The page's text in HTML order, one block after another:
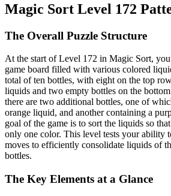
Magic Sort Level 172
The Overall Puzzle Structure
At the start of Level 172 in Magic Sort, you
game board filled with various colored
total of ten bottles, with eight on the top
liquids and two empty bottles on the
there are two additional bottles, one of
orange liquid, and another containing a
goal of the game is to sort the liquids so
only one color. This level tests your ability
moves to efficiently consolidate liquids of
bottles.
The Key Elements at a Glance